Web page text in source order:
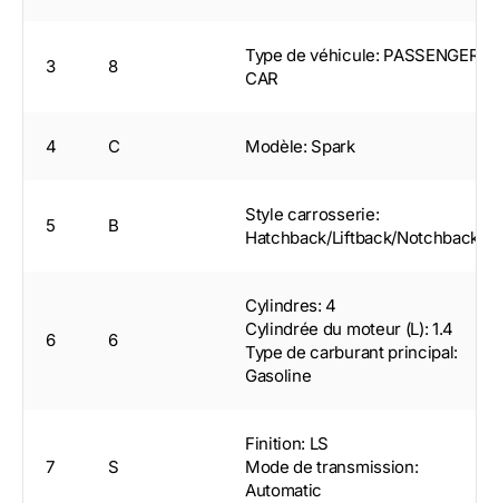
3 8
Type de véhicule: PASSENGER
CAR
4 C Modèle: Spark
5 B
Style carrosserie:
Hatchback/Liftback/Notchback
6 6
Cylindres: 4
Cylindrée du moteur (L): 1.4
Type de carburant principal:
Gasoline
7 S
Finition: LS
Mode de transmission:
Automatic